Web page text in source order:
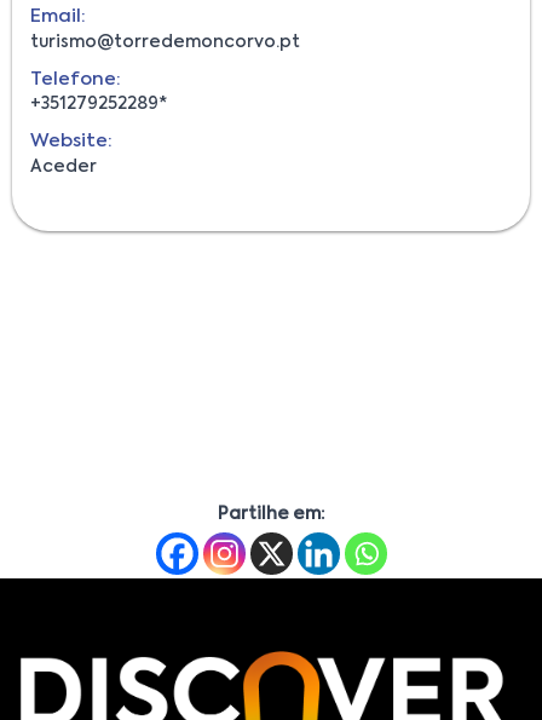
Email:
turismo@torredemoncorvo.pt
Telefone:
+351279252289*
Website:
Aceder
Partilhe em: